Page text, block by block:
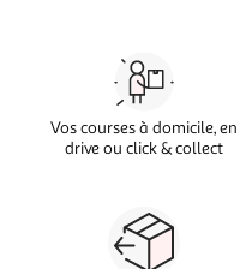
Vos courses à domicile, en
drive ou click & collect